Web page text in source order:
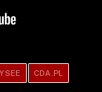
CDA.PL